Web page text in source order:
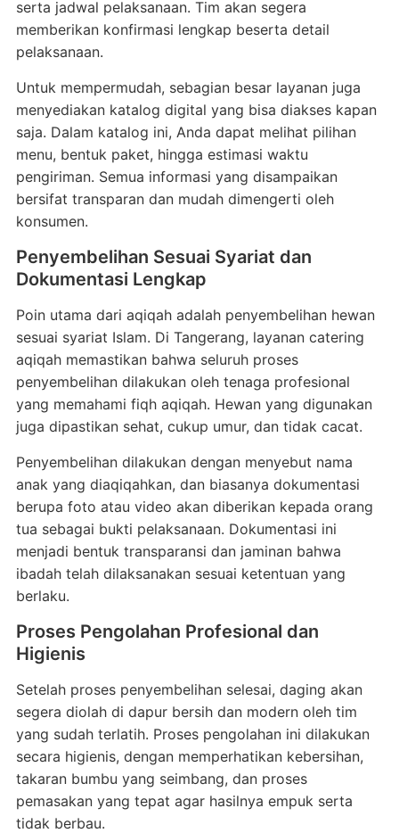
serta jadwal pelaksanaan. Tim akan segera
memberikan konfirmasi lengkap beserta detail
pelaksanaan.
Untuk mempermudah, sebagian besar layanan juga
menyediakan katalog digital yang bisa diakses kapan
saja. Dalam katalog ini, Anda dapat melihat pilihan
menu, bentuk paket, hingga estimasi waktu
pengiriman. Semua informasi yang disampaikan
bersifat transparan dan mudah dimengerti oleh
konsumen.
Penyembelihan Sesuai Syariat dan
Dokumentasi Lengkap
Poin utama dari aqiqah adalah penyembelihan hewan
sesuai syariat Islam. Di Tangerang, layanan catering
aqiqah memastikan bahwa seluruh proses
penyembelihan dilakukan oleh tenaga profesional
yang memahami fiqh aqiqah. Hewan yang digunakan
juga dipastikan sehat, cukup umur, dan tidak cacat.
Penyembelihan dilakukan dengan menyebut nama
anak yang diaqiqahkan, dan biasanya dokumentasi
berupa foto atau video akan diberikan kepada orang
tua sebagai bukti pelaksanaan. Dokumentasi ini
menjadi bentuk transparansi dan jaminan bahwa
ibadah telah dilaksanakan sesuai ketentuan yang
berlaku.
Proses Pengolahan Profesional dan
Higienis
Setelah proses penyembelihan selesai, daging akan
segera diolah di dapur bersih dan modern oleh tim
yang sudah terlatih. Proses pengolahan ini dilakukan
secara higienis, dengan memperhatikan kebersihan,
takaran bumbu yang seimbang, dan proses
pemasakan yang tepat agar hasilnya empuk serta
tidak berbau.